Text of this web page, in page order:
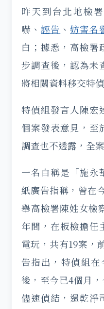
昨天到台北地檢
嚇、誣告 、妨害名
白；據悉，高檢署
步調查後，認為未
將相關資料移交特
特偵組發言人陳宏
個案發表意見，至
調查也不透露，全
一名自稱是「施永
紙廣告指稱，曾在
舉高檢署陳姓女檢
年間，在板檢擔任
電玩，共有19案，
告指出，特偵組
後，至今已4個月
儘速偵結，還乾淨